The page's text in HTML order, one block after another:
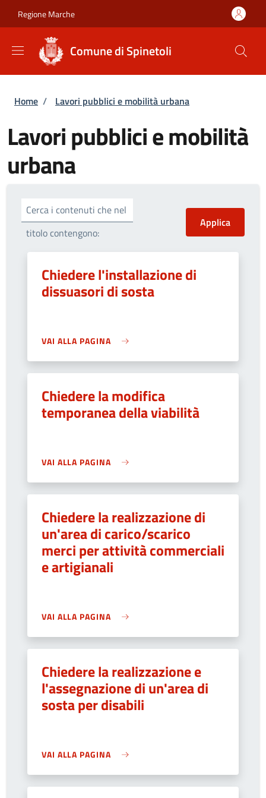
Regione Marche
Comune di Spinetoli
Briciole di pane
Home / Lavori pubblici e mobilità urbana
Lavori pubblici e mobilità
urbana
Cerca i contenuti che nel
titolo contengono:
Chiedere l'installazione di
dissuasori di sosta
VAI ALLA PAGINA
Chiedere la modifica
temporanea della viabilità
VAI ALLA PAGINA
Chiedere la realizzazione di
un'area di carico/scarico
merci per attività commerciali
e artigianali
VAI ALLA PAGINA
Chiedere la realizzazione e
l'assegnazione di un'area di
sosta per disabili
VAI ALLA PAGINA